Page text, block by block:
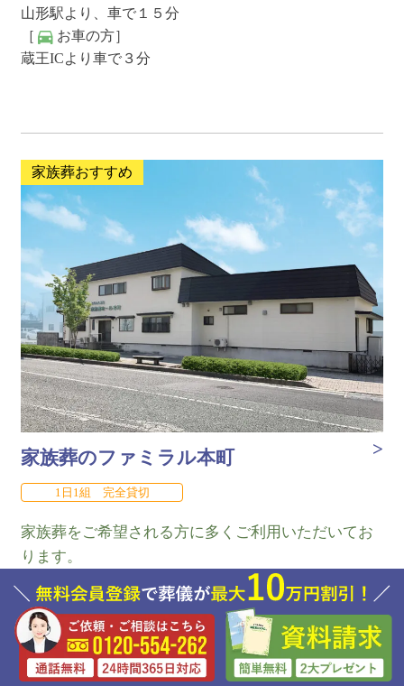
山形駅より、車で１５分
［
お車の方］
蔵王ICより車で３分
家族葬おすすめ
家族葬のファミラル本町
1日1組 完全貸切
家族葬をご希望される方に多くご利用いただいてお
ります。
山形県山形市本町2-1-43
会場規模：少人数～30名程度
(家族葬から一般葬まで対応可能)